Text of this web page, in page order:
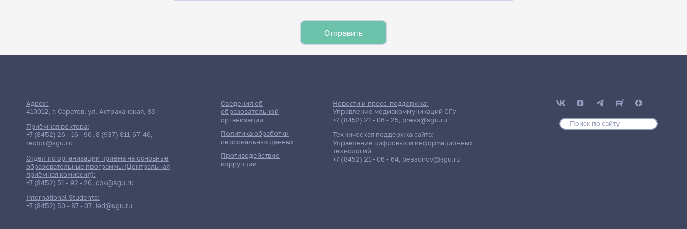
Адрес:
410012, г. Саратов, ул. Астраханская, 83
Приёмная ректора:
+7 (8452) 26 - 16 - 96, 8 (937) 811-67-46,
rector@sgu.ru
Отдел по организации приёма на основные
образовательные программы (Центральная
приёмная комиссия):
+7 (8452) 51 - 92 - 26, cpk@sgu.ru
International Students:
+7 (8452) 50 - 87 - 07, ied@sgu.ru
Сведения об
образовательной
организации
Политика обработки
персональных данных
Противодействие
коррупции
Новости и пресс-поддержка:
Управление медиакоммуникаций СГУ
+7 (8452) 21 - 06 - 25, press@sgu.ru
Техническая поддержка сайта:
Управление цифровых и информационных
технологий
+7 (8452) 21 - 06 - 64, bessonov@sgu.ru